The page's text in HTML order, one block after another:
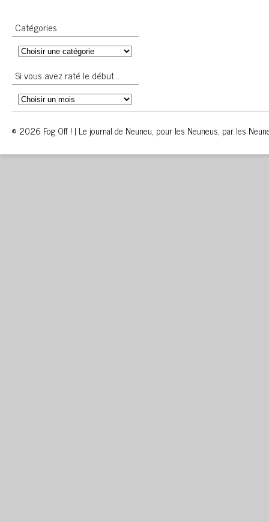
Catégories
Si vous avez raté le début…
© 2026 Fog Off ! | Le journal de Neuneu, pour les Neuneus, par les